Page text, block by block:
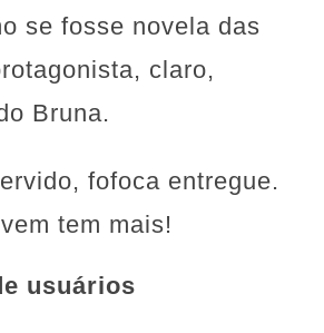
se fosse novela das
claro,
Bruna.
fofoca entregue.
tem mais!
usuários